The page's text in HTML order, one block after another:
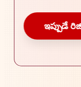
ఇప్పుడే